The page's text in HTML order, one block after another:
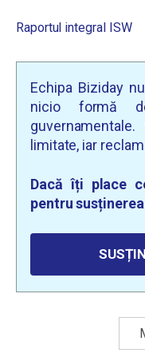
Raportul integral ISW
Echipa Biziday
nicio formă
limitate, iar
Dacă îți place
pentru